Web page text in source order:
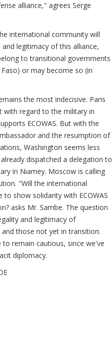
alliance," agrees Serge
international community will
legitimacy of this alliance,
to transitional governments
or may become so (in
the most indecisive. Paris
with regard to the military in
ECOWAS. But with the
and the resumption of
Washington seems less
dispatched a delegation to
in Niamey. Moscow is calling
"Will the international
show solidarity with ECOWAS
asks Mr. Sambe. The question
and legitimacy of
those not yet in transition.
remain cautious, since we've
diplomacy.